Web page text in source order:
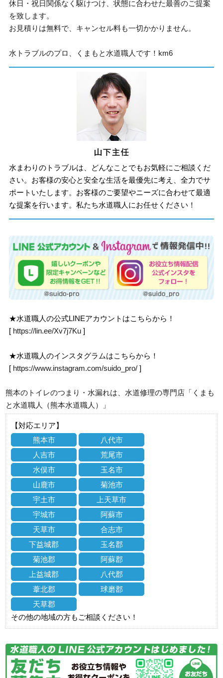
休日・祝日関係なく駆けつけ、状態に合わせた最善のご提案
を致します。
お見積りは無料で、キャンセル料も一切かかりません。
水トラブルのプロ、くまもと水道職人です！km6
水まわりのトラブルは、どんなことでもお気軽にご相談くだ
さい。お客様の安心と安全な生活を最優先に考え、全力でサ
ポートいたします。お客様のご要望やニーズに合わせて最適
な提案を行います。私たち水道職人にお任せください！
★水道職人の公式LINEアカウントはこちらから！
[ https://lin.ee/Xv7j7Ku ]
★水道職人のインスタグラムはこちらから！
[ https://www.instagram.com/suido_pro/ ]
熊本のトイレのつまり・水漏れは、水道修理の専門店「くまも
と水道職人（熊本水道職人）」
【対応エリア】
熊本市
八代市
人吉市
荒尾市
水俣市
玉名市
山鹿市
菊池市
宇土市
上天草市
宇城市
阿蘇市
天草市
合志市
下益城郡
玉名郡
菊池郡
阿蘇郡
上益城郡
八代郡
葦北郡
球磨郡
天草郡
その他の地域の方もご相談ください！